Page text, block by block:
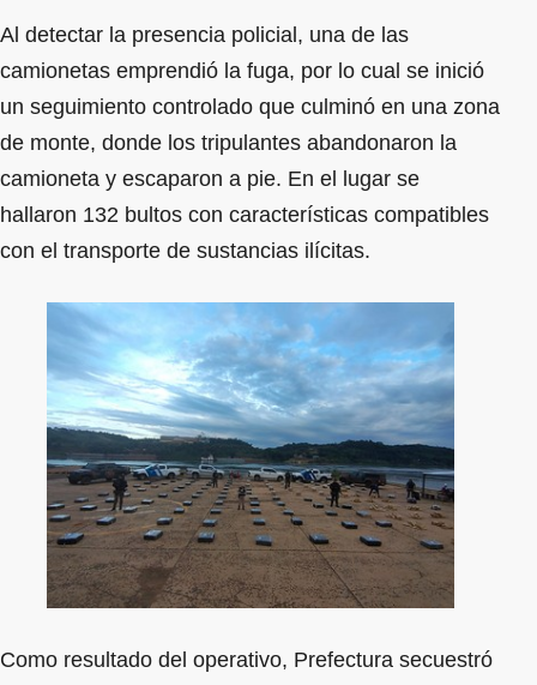
Al detectar la presencia policial, una de las
camionetas emprendió la fuga, por lo cual se inició
un seguimiento controlado que culminó en una zona
de monte, donde los tripulantes abandonaron la
camioneta y escaparon a pie. En el lugar se
hallaron 132 bultos con características compatibles
con el transporte de sustancias ilícitas.
Como resultado del operativo, Prefectura secuestró